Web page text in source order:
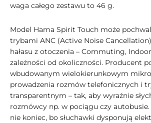
waga całego zestawu to 46 g.
Model Hama Spirit Touch może
trybami ANC (Active Noise
hałasu z otoczenia – Commuting,
zależności od okoliczności. Producent
wbudowanym wielokierunkowym
prowadzenia rozmów telefonicznych i
transparentnym – tak, aby wyraźnie
rozmówcy np. w pociągu czy
nie koniec, bo słuchawki dysponują